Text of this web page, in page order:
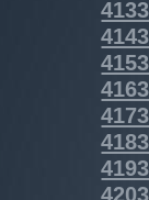
4133
4143
4153
4163
4173
4183
4193
4203